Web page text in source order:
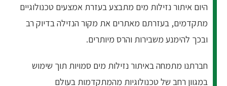
היום איתור נזילות מים מתבצע בעזרת אמצעים טכנולוגיים
מתקדמים, בעזרתם מאתרים את מקור הנזילה בדיוק רב
ובכך להימנע משבירות והרס מיותרים.
חברתנו מתמחה באיתור נזילות מים סמויות תוך שימוש
במגוון רחב של טכנולוגיות מהמתקדמות בעולם